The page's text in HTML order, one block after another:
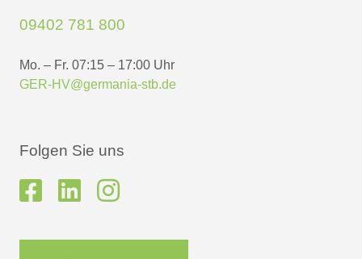
09402 781 800
Mo. – Fr. 07:15 – 17:00 Uhr
GER-HV@germania-stb.de
Folgen Sie uns